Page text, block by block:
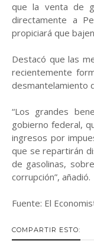
que la venta de
directamente a
propiciará que
Destacó que las
recientemente
desmantelamiento
“Los grandes
gobierno federal,
ingresos por
que se repartirán
de gasolinas,
corrupción”, añadió.
Fuente: El
COMPARTIR ESTO: